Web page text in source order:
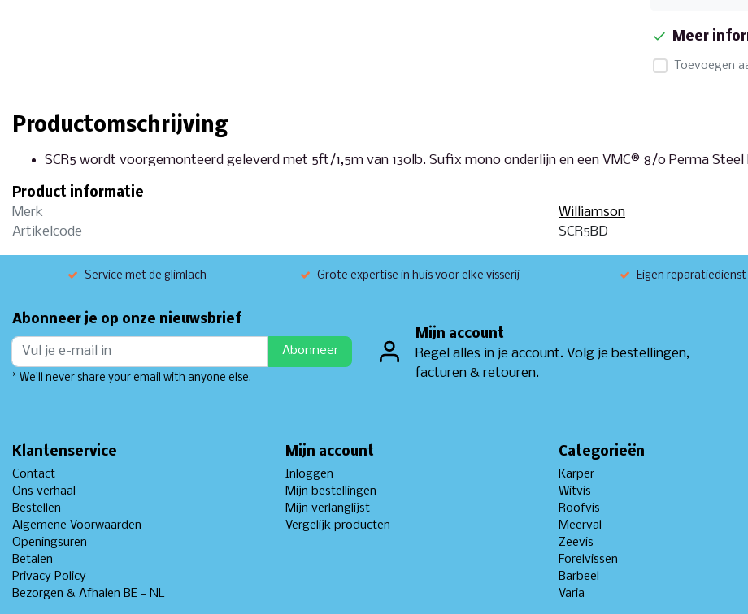
Meer
Toevoegen
Productomschrijving
SCR5 wordt voorgemonteerd geleverd met 5ft/1,5m van 130lb. Sufix mono onderlijn en een VMC® 8/0 Perma Steel
Product informatie
Merk
Williamson
Artikelcode
SCR5BD
Service met de glimlach Grote expertise in huis voor elke visserij Eigen reparatiedienst
Abonneer je op onze nieuwsbrief
Abonneer
* We'll never share your email with anyone else.
Mijn account
Regel alles in je account. Volg je bestellingen,
facturen & retouren.
Klantenservice
Contact
Ons verhaal
Bestellen
Algemene Voorwaarden
Openingsuren
Betalen
Privacy Policy
Bezorgen & Afhalen BE - NL
Mijn account
Inloggen
Mijn bestellingen
Mijn verlanglijst
Vergelijk producten
Categorieën
Karper
Witvis
Roofvis
Meerval
Zeevis
Forelvissen
Barbeel
Varia